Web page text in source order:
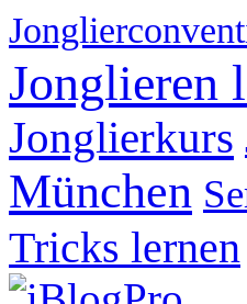
Jonglieren
Jonglierkurs
München
Tricks lernen